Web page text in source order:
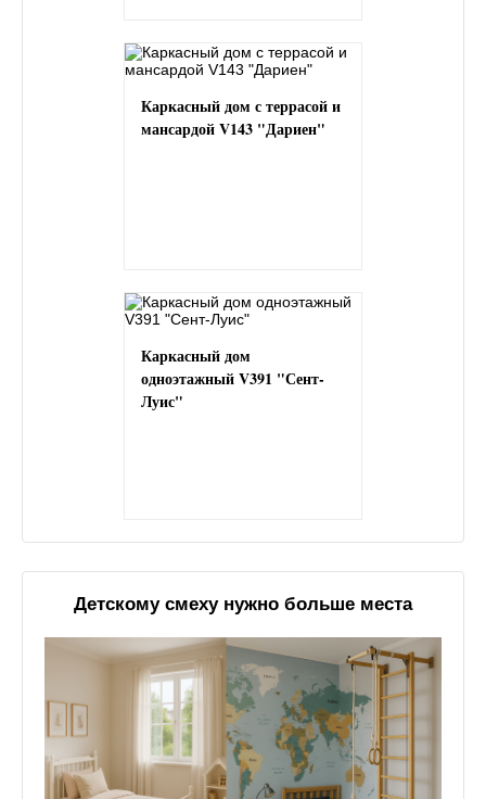
Каркасный дом с террасой и
мансардой V143 "Дариен"
Каркасный дом
одноэтажный V391 "Сент-
Луис"
Детскому смеху нужно больше места